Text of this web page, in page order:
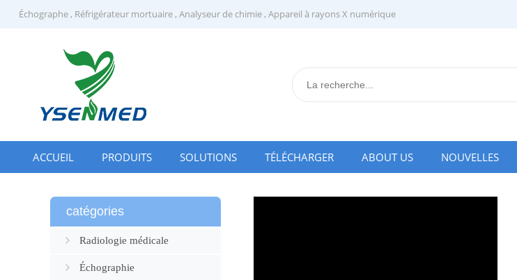
Échographe, Réfrigérateur mortuaire, Analyseur de chimie, Appareil à rayons X numérique
ACCUEIL PRODUITS SOLUTIONS TÉLÉCHARGER ABOUT US NOUVELLES
catégories
Radiologie médicale
Échographie